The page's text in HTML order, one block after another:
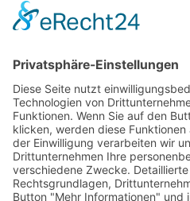
ÖFFNUNGSZEITEN
Sa 8 bis 14 Uhr
RECHTLICHES
Impressum
Datenschutz